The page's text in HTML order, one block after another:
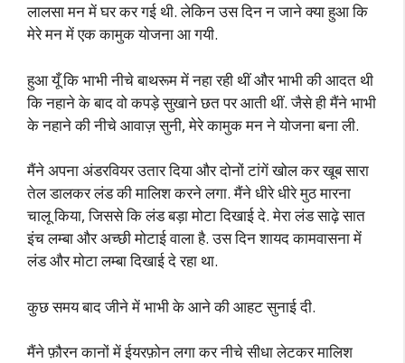
लालसा मन में घर कर गई थी. लेकिन उस दिन न जाने क्या हुआ कि
मेरे मन में एक कामुक योजना आ गयी.
हुआ यूँ कि भाभी नीचे बाथरूम में नहा रही थीं और भाभी की आदत थी
कि नहाने के बाद वो कपड़े सुखाने छत पर आती थीं. जैसे ही मैंने भाभी
के नहाने की नीचे आवाज़ सुनी, मेरे कामुक मन ने योजना बना ली.
मैंने अपना अंडरवियर उतार दिया और दोनों टांगें खोल कर खूब सारा
तेल डालकर लंड की मालिश करने लगा. मैंने धीरे धीरे मुठ मारना
चालू किया, जिससे कि लंड बड़ा मोटा दिखाई दे. मेरा लंड साढ़े सात
इंच लम्बा और अच्छी मोटाई वाला है. उस दिन शायद कामवासना में
लंड और मोटा लम्बा दिखाई दे रहा था.
कुछ समय बाद जीने में भाभी के आने की आहट सुनाई दी.
मैंने फ़ौरन कानों में ईयरफ़ोन लगा कर नीचे सीधा लेटकर मालिश